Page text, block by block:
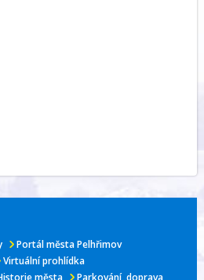
Portál města Pelhřimov
Virtuální prohlídka
města
Parkování, doprava